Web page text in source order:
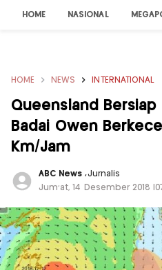
HOME NASIONAL
HOME NEWS INTERNATIONAL
Queensland Bersiap
Badai Owen
Km/Jam
ABC News,Jurnalis
Jum'at, 14 Desember 2018